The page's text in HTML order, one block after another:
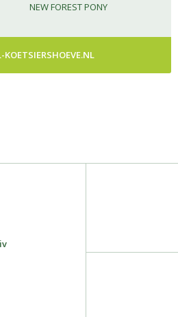
NEW FOREST PONY